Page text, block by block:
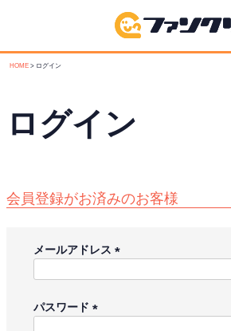
HOME ログイン
ログイン
会員登録がお済みのお客様
メールアドレス
)
パスワード